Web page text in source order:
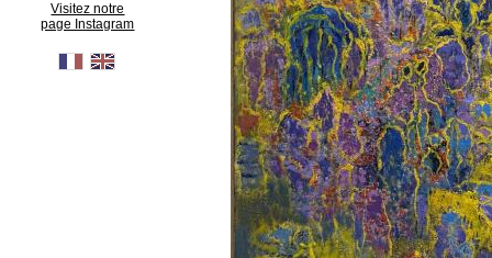
Visitez notre
page Instagram